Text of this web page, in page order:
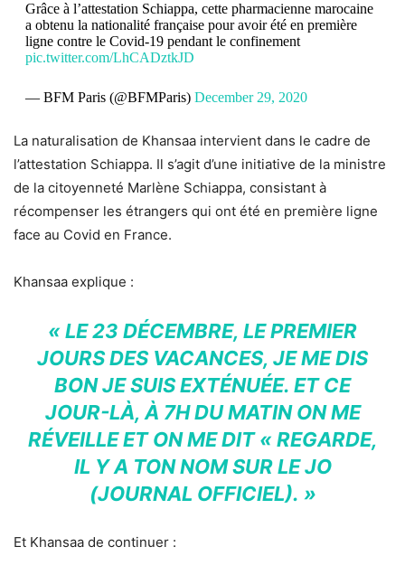
Grâce à l’attestation Schiappa, cette pharmacienne marocaine
a obtenu la nationalité française pour avoir été en première
ligne contre le Covid-19 pendant le confinement
pic.twitter.com/LhCADztkJD
— BFM Paris (@BFMParis) December 29, 2020
La naturalisation de Khansaa intervient dans le cadre de
l’attestation Schiappa. Il s’agit d’une initiative de la ministre
de la citoyenneté Marlène Schiappa, consistant à
récompenser les étrangers qui ont été en première ligne
face au Covid en France.
Khansaa explique :
« LE 23 DÉCEMBRE, LE PREMIER
JOURS DES VACANCES, JE ME DIS
BON JE SUIS EXTÉNUÉE. ET CE
JOUR-LÀ, À 7H DU MATIN ON ME
RÉVEILLE ET ON ME DIT « REGARDE,
IL Y A TON NOM SUR LE JO
(JOURNAL OFFICIEL). »
Et Khansaa de continuer :